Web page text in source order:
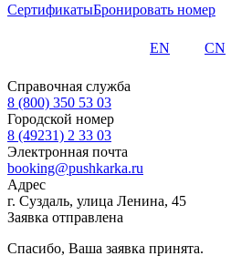
СертификатыБронировать номер
EN CN
Справочная служба
8 (800) 350 53 03
Городской номер
8 (49231) 2 33 03
Электронная почта
booking@pushkarka.ru
Адрес
г. Суздаль, улица Ленина, 45
Заявка отправлена
Спасибо, Ваша заявка принята.